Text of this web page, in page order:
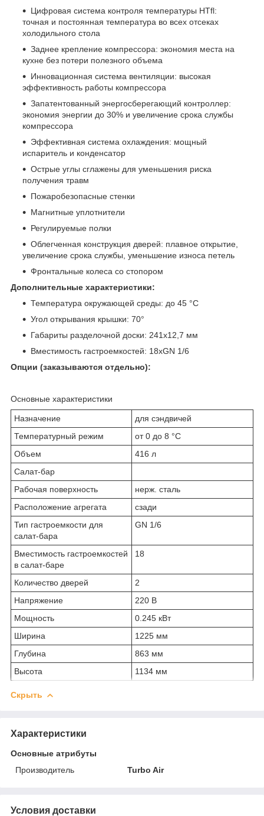
Цифровая система контроля температуры HTfl:
точная и постоянная температура во всех отсеках
холодильного стола
Заднее крепление компрессора: экономия места на
кухне без потери полезного объема
Инновационная система вентиляции: высокая
эффективность работы компрессора
Запатентованный энергосберегающий контроллер:
экономия энергии до 30% и увеличение срока службы
компрессора
Эффективная система охлаждения: мощный
испаритель и конденсатор
Острые углы сглажены для уменьшения риска
получения травм
Пожаробезопасные стенки
Магнитные уплотнители
Регулируемые полки
Облегченная конструкция дверей: плавное открытие,
увеличение срока службы, уменьшение износа петель
Фронтальные колеса со стопором
Дополнительные характеристики:
Температура окружающей среды: до 45 °С
Угол открывания крышки: 70°
Габариты разделочной доски: 241х12,7 мм
Вместимость гастроемкостей: 18хGN 1/6
Опции (заказываются отдельно):
Основные характеристики
Назначение
для сэндвичей
Температурный режим
от 0 до 8 °С
Объем
416 л
Салат-бар
Рабочая поверхность
нерж. сталь
Расположение агрегата
сзади
Тип гастроемкости для
салат-бара
GN 1/6
Вместимость гастроемкостей
в салат-баре
18
Количество дверей
2
Напряжение
220 В
Мощность
0.245 кВт
Ширина
1225 мм
Глубина
863 мм
Высота
1134 мм
Скрыть
Характеристики
Основные атрибуты
Производитель
Turbo Air
Условия доставки